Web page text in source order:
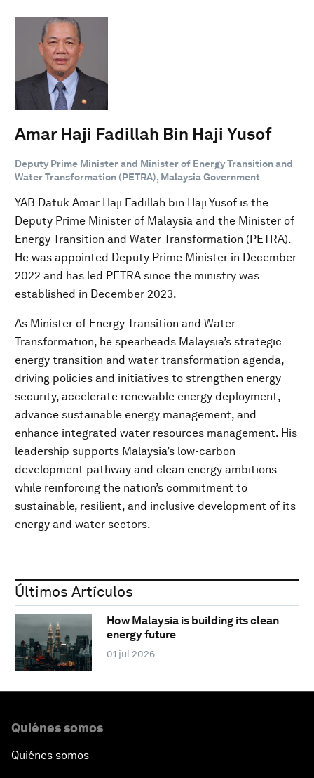
Amar Haji Fadillah Bin Haji Yusof
Deputy Prime Minister and Minister of Energy Transition and
Water Transformation (PETRA), Malaysia Government
YAB Datuk Amar Haji Fadillah bin Haji Yusof is the
Deputy Prime Minister of Malaysia and the Minister of
Energy Transition and Water Transformation (PETRA).
He was appointed Deputy Prime Minister in December
2022 and has led PETRA since the ministry was
established in December 2023.
As Minister of Energy Transition and Water
Transformation, he spearheads Malaysia’s strategic
energy transition and water transformation agenda,
driving policies and initiatives to strengthen energy
security, accelerate renewable energy deployment,
advance sustainable energy management, and
enhance integrated water resources management. His
leadership supports Malaysia’s low-carbon
development pathway and clean energy ambitions
while reinforcing the nation’s commitment to
sustainable, resilient, and inclusive development of its
energy and water sectors.
Últimos Artículos
How Malaysia is building its clean
energy future
01 jul 2026
Quiénes somos
Quiénes somos